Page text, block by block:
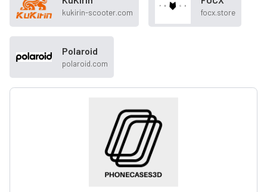
kukirin-scooter.com focx.store
Polaroid
polaroid.com